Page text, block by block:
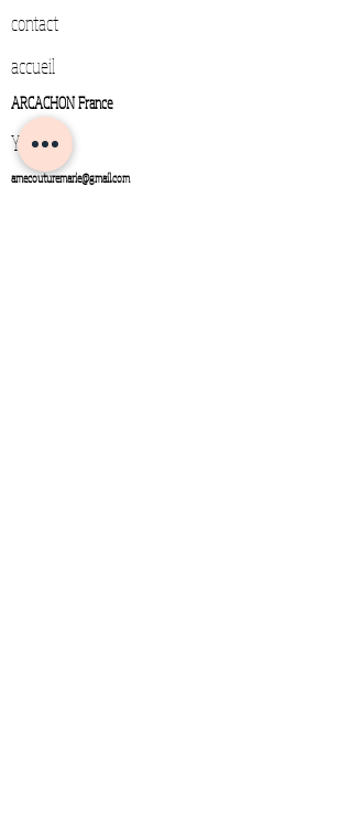
contact
accueil
ARCACHON France
YouTube
amecouturemarie@gmail.com